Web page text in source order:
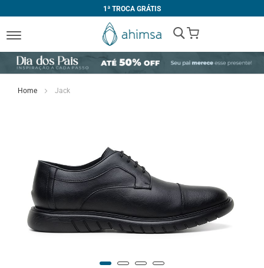
1ª TROCA GRÁTIS
My Cart
Home Jack